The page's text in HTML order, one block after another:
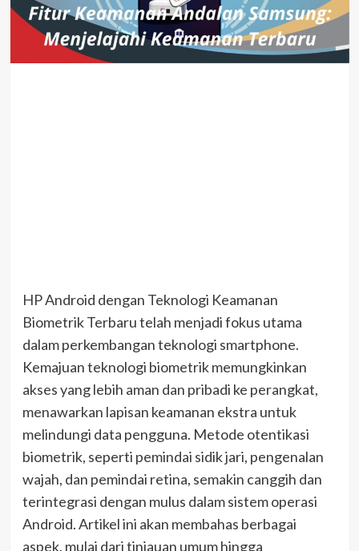
HP Android dengan Teknologi Keamanan
Biometrik Terbaru telah menjadi fokus utama
dalam perkembangan teknologi smartphone.
Kemajuan teknologi biometrik memungkinkan
akses yang lebih aman dan pribadi ke perangkat,
menawarkan lapisan keamanan ekstra untuk
melindungi data pengguna. Metode otentikasi
biometrik, seperti pemindai sidik jari, pengenalan
wajah, dan pemindai retina, semakin canggih dan
terintegrasi dengan mulus dalam sistem operasi
Android. Artikel ini akan membahas berbagai
aspek, mulai dari tinjauan umum hingga